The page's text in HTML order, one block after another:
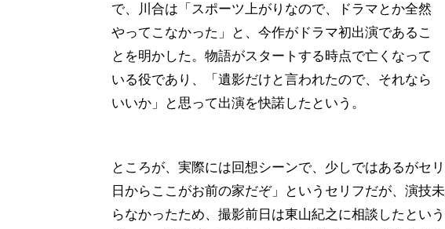
で、川合は「スポーツ上がりなので、ドラマとか全然
やってこなかった」と、今作がドラマ初出演であるこ
とを明かした。物語がスタートする時点で亡くなって
いる役であり、「遺影だけと言われたので、それなら
いいか」と思って出演を快諾したという。
ところが、実際には回想シーンで、少しではあるがセ
日からここがお前の家だぞ」というセリフだが、演技
らなかったため、撮影前日は東山紀之に相談したとい